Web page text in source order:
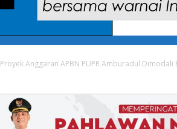
Proyek Anggaran APBN PUPR Amburadul Dimodali